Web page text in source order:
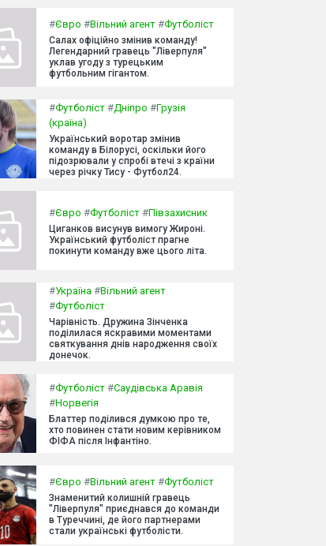
#Євро #Вільний агент #Футболіст
Салах офіційно змінив команду!
Легендарний гравець "Ліверпуля"
уклав угоду з турецьким
футбольним гігантом.
#Футболіст #Дніпро #Грузія
(країна)
Український воротар змінив
команду в Білорусі, оскільки його
підозрювали у спробі втечі з країни
через річку Тису - Футбол24.
#Євро #Футболіст #Півзахисник
Циганков висунув вимогу Жироні.
Український футболіст прагне
покинути команду вже цього літа.
#Україна #Вільний агент
#Футболіст
Чарівність. Дружина Зінченка
поділилася яскравими моментами
святкування днів народження своїх
донечок.
#Футболіст #Саудівська Аравія
#Норвегія
Блаттер поділився думкою про те,
хто повинен стати новим керівником
ФІФА після Інфантіно.
#Євро #Вільний агент #Футболіст
Знаменитий колишній гравець
"Ліверпуля" приєднався до команди
в Туреччині, де його партнерами
стали українські футболісти.